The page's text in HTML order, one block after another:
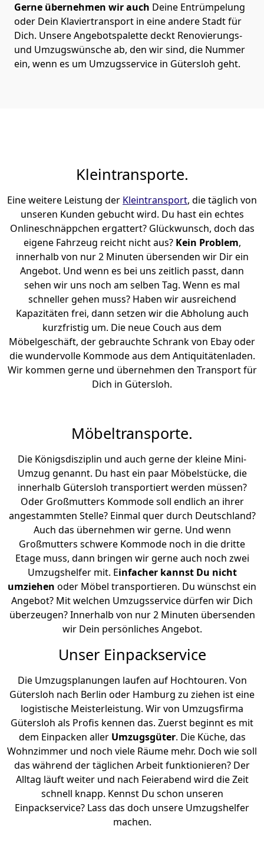
Gerne übernehmen wir auch Deine Entrümpelung
oder Dein Klaviertransport in eine andere Stadt für
Dich. Unsere Angebotspalette deckt Renovierungs-
und Umzugswünsche ab, den wir sind, die Nummer
ein, wenn es um Umzugsservice in Gütersloh geht.
Kleintransporte.
Eine weitere Leistung der Kleintransport, die täglich von
unseren Kunden gebucht wird. Du hast ein echtes
Onlineschnäppchen ergattert? Glückwunsch, doch das
eigene Fahrzeug reicht nicht aus? Kein Problem,
innerhalb von nur 2 Minuten übersenden wir Dir ein
Angebot. Und wenn es bei uns zeitlich passt, dann
sehen wir uns noch am selben Tag. Wenn es mal
schneller gehen muss? Haben wir ausreichend
Kapazitäten frei, dann setzen wir die Abholung auch
kurzfristig um. Die neue Couch aus dem
Möbelgeschäft, der gebrauchte Schrank von Ebay oder
die wundervolle Kommode aus dem Antiquitätenladen.
Wir kommen gerne und übernehmen den Transport für
Dich in Gütersloh.
Möbeltransporte.
Die Königsdisziplin und auch gerne der kleine Mini-
Umzug genannt. Du hast ein paar Möbelstücke, die
innerhalb Gütersloh transportiert werden müssen?
Oder Großmutters Kommode soll endlich an ihrer
angestammten Stelle? Einmal quer durch Deutschland?
Auch das übernehmen wir gerne. Und wenn
Großmutters schwere Kommode noch in die dritte
Etage muss, dann bringen wir gerne auch noch zwei
Umzugshelfer mit. Einfacher kannst Du nicht
umziehen oder Möbel transportieren. Du wünschst ein
Angebot? Mit welchen Umzugsservice dürfen wir Dich
überzeugen? Innerhalb von nur 2 Minuten übersenden
wir Dein persönliches Angebot.
Unser Einpackservice
Die Umzugsplanungen laufen auf Hochtouren. Von
Gütersloh nach Berlin oder Hamburg zu ziehen ist eine
logistische Meisterleistung. Wir von Umzugsfirma
Gütersloh als Profis kennen das. Zuerst beginnt es mit
dem Einpacken aller Umzugsgüter. Die Küche, das
Wohnzimmer und noch viele Räume mehr. Doch wie soll
das während der täglichen Arbeit funktionieren? Der
Alltag läuft weiter und nach Feierabend wird die Zeit
schnell knapp. Kennst Du schon unseren
Einpackservice? Lass das doch unsere Umzugshelfer
machen.